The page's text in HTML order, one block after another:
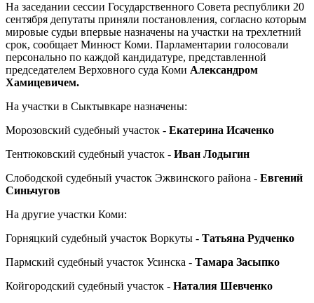
На заседании сессии Государственного Совета республики 20
сентября депутаты приняли постановления, согласно которым
мировые судьи впервые назначены на участки на трехлетний
срок, сообщает Минюст Коми. Парламентарии голосовали
персонально по каждой кандидатуре, представленной
председателем Верховного суда Коми Александром
Хамицевичем.
На участки в Сыктывкаре назначены:
Морозовский судебный участок - Екатерина Исаченко
Тентюковский судебный участок - Иван Лодыгин
Слободской судебный участок Эжвинского района - Евгений
Синьчугов
На другие участки Коми:
Горняцкий судебный участок Воркуты - Татьяна Рудченко
Пармский судебный участок Усинска - Тамара Засыпко
Койгородский судебный участок - Наталия Шевченко